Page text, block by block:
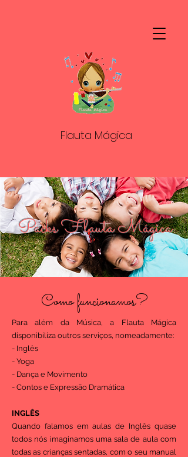
Flauta Mágica
Packs Flauta Mágica
Como funcionamos?
Para além da Música, a Flauta Mágica
disponibiliza outros serviços, nomeadamente:
- Inglês
- Yoga
- Dança e Movimento
- Contos e Expressão Dramática
INGLÊS
Quando falamos em aulas de Inglês quase
todos nós imaginamos uma sala de aula com
todas as crianças sentadas, com o seu manual